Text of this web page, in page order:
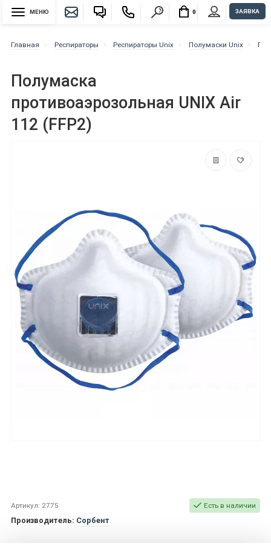
МЕНЮ 0 ЗАЯВКА
Главная Респираторы Респираторы Unix Полумаски Unix
Полумаска
противоаэрозольная UNIX Air
112 (FFP2)
Артикул: 2775 Есть в наличии
Производитель: Сорбент